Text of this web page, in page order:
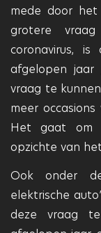
mede door
grotere
coronavirus,
afgelopen
vraag te
meer
Het gaat om
opzichte van
Ook onder
elektrische
deze vraag